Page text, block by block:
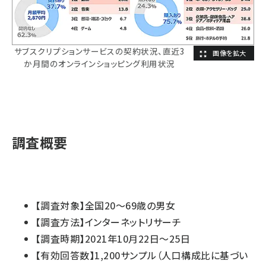
サブスクリプションサービスの契約状況、直近3
か月間のオンラインショッピング利用状況
調査概要
【調査対象】全国20～69歳の男女
【調査方法】インターネットリサーチ
【調査時期】2021年10月22日～25日
【有効回答数】1,200サンプル（人口構成比に基づい